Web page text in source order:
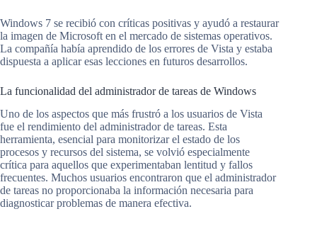
Windows 7 se recibió con críticas positivas y ayudó a restaurar
la imagen de Microsoft en el mercado de sistemas operativos.
La compañía había aprendido de los errores de Vista y estaba
dispuesta a aplicar esas lecciones en futuros desarrollos.
La funcionalidad del administrador de tareas de Windows
Uno de los aspectos que más frustró a los usuarios de Vista
fue el rendimiento del administrador de tareas. Esta
herramienta, esencial para monitorizar el estado de los
procesos y recursos del sistema, se volvió especialmente
crítica para aquellos que experimentaban lentitud y fallos
frecuentes. Muchos usuarios encontraron que el administrador
de tareas no proporcionaba la información necesaria para
diagnosticar problemas de manera efectiva.